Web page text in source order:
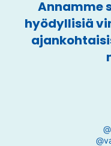
Annamme
hyödyllisiä